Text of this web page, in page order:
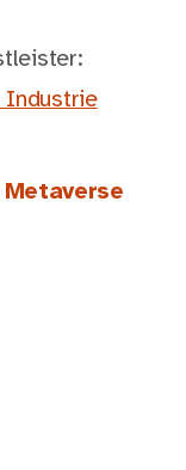
Industrie
Metaverse